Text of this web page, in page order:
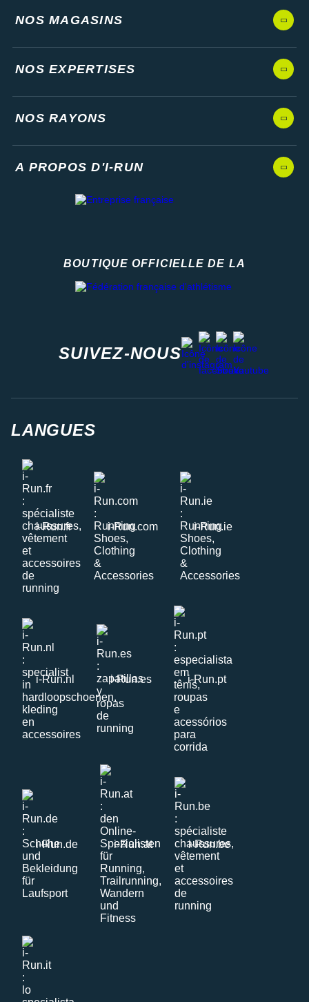
NOS MAGASINS
NOS EXPERTISES
NOS RAYONS
A PROPOS D'I-RUN
BOUTIQUE OFFICIELLE DE LA
SUIVEZ-NOUS
instagram
facebook
stravayoutube
LANGUES
i-Run.fr i-Run.com i-Run.ie
i-Run.nl i-Run.es i-Run.pt
i-Run.de i-Run.at i-Run.be